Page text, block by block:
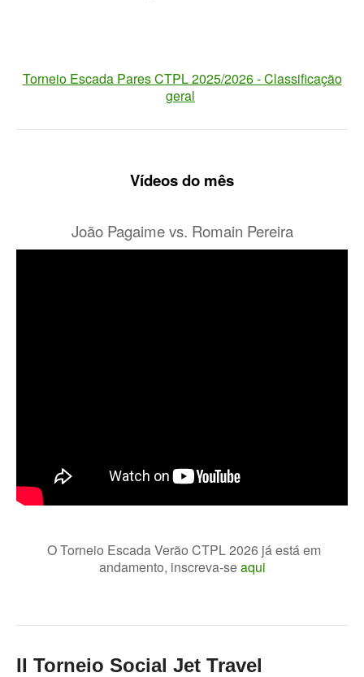
Torneio Escada Pares CTPL 2025/2026 - Classificação
geral
Vídeos do mês
João Pagaime vs. Romain Pereira
O Torneio Escada Verão CTPL 2026 já está em
andamento, inscreva-seaqui
II Torneio Social Jet Travel